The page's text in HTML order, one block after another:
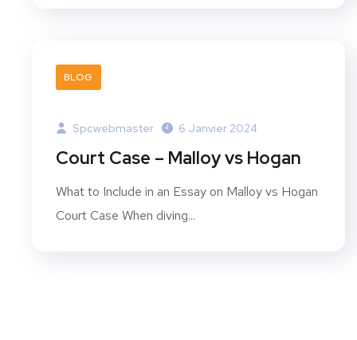
BLOG
Spcwebmaster 6 Janvier 2024
Court Case – Malloy vs Hogan
What to Include in an Essay on Malloy vs Hogan
Court Case When diving...